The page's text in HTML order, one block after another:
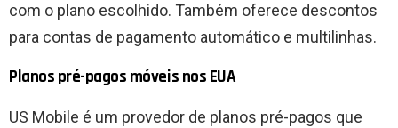
com o plano escolhido. Também oferece descontos
para contas de pagamento automático e multilinhas.
Planos pré-pagos móveis nos EUA
US Mobile é um provedor de planos pré-pagos que